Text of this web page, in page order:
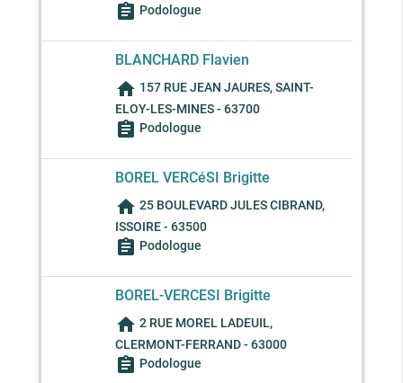
assignment Podologue
BLANCHARD Flavien
home 157 RUE JEAN JAURES, SAINT-
ELOY-LES-MINES - 63700
assignment Podologue
BOREL VERCéSI Brigitte
home 25 BOULEVARD JULES CIBRAND,
ISSOIRE - 63500
assignment Podologue
BOREL-VERCESI Brigitte
home 2 RUE MOREL LADEUIL,
CLERMONT-FERRAND - 63000
assignment Podologue